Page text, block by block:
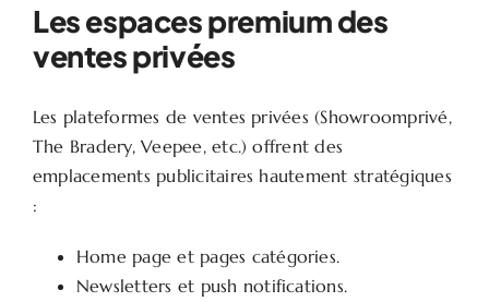
Les espaces premium des
ventes privées
Les plateformes de ventes privées (Showroomprivé,
The Bradery, Veepee, etc.) offrent des
emplacements publicitaires hautement stratégiques
:
Home page et pages catégories.
Newsletters et push notifications.